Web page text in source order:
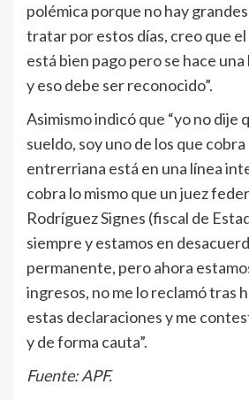
polémica porque no hay
tratar por estos días, creo que
está bien pago pero se hace
y eso debe ser reconocido”.
Asimismo indicó que “yo no dije
sueldo, soy uno de los que
entrerriana está en una línea
cobra lo mismo que un juez
Rodríguez Signes (fiscal de
siempre y estamos en
permanente, pero ahora
ingresos, no me lo reclamó tras
estas declaraciones y me
y de forma cauta”.
Fuente: APF.